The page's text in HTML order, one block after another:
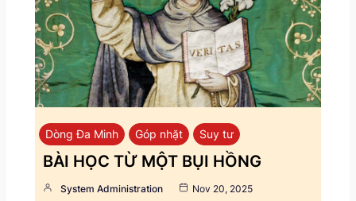
Dòng Đa Minh Góp nhặt Suy tư
BÀI HỌC TỪ MỘT BỤI HỒNG
System Administration
Nov 20, 2025